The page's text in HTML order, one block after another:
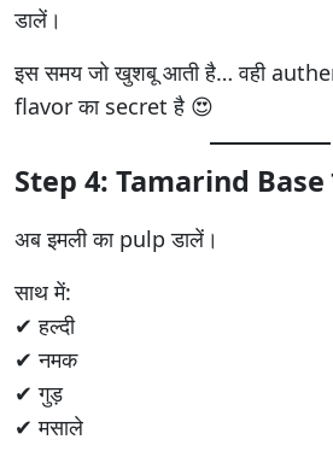
डालें।
इस समय जो खुशबू आती है… वही
flavor का secret है 😍
Step 4: Tamarind Base
अब इमली का pulp डालें।
साथ में:
✔ हल्दी
✔ नमक
✔ गुड़
✔ मसाले